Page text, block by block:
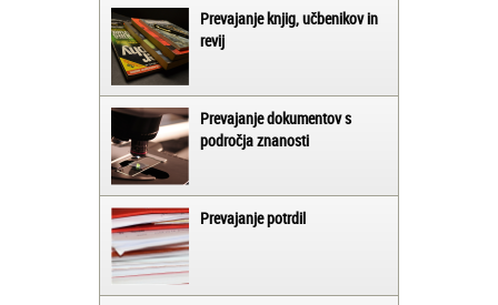
Prevajanje knjig, učbenikov in
revij
Prevajanje dokumentov s
področja znanosti
Prevajanje potrdil